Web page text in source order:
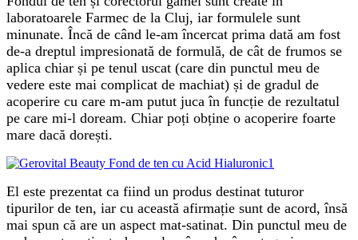
laboratoarele Farmec de la Cluj, iar formulele sunt
minunate. Încă de când le-am încercat prima dată am fost
de-a dreptul impresionată de formulă, de cât de frumos se
aplica chiar și pe tenul uscat (care din punctul meu de
vedere este mai complicat de machiat) și de gradul de
acoperire cu care m-am putut juca în funcție de rezultatul
pe care mi-l doream. Chiar poți obține o acoperire foarte
mare dacă dorești.
El este prezentat ca fiind un produs destinat tuturor
tipurilor de ten, iar cu această afirmație sunt de acord, însă
mai spun că are un aspect mat-satinat. Din punctul meu de